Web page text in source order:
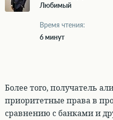
Любимый
Время чтения:
6 минут
Более того, получатель
приоритетные права в
сравнению с банками и